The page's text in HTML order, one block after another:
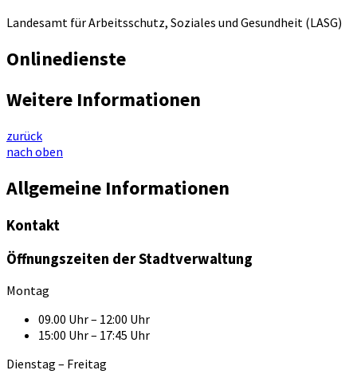
Landesamt für Arbeitsschutz, Soziales und Gesundheit (LASG)
Onlinedienste
Weitere Informationen
zurück
nach oben
Allgemeine Informationen
Kontakt
Öffnungszeiten der Stadtverwaltung
Montag
09.00 Uhr – 12:00 Uhr
15:00 Uhr – 17:45 Uhr
Dienstag – Freitag